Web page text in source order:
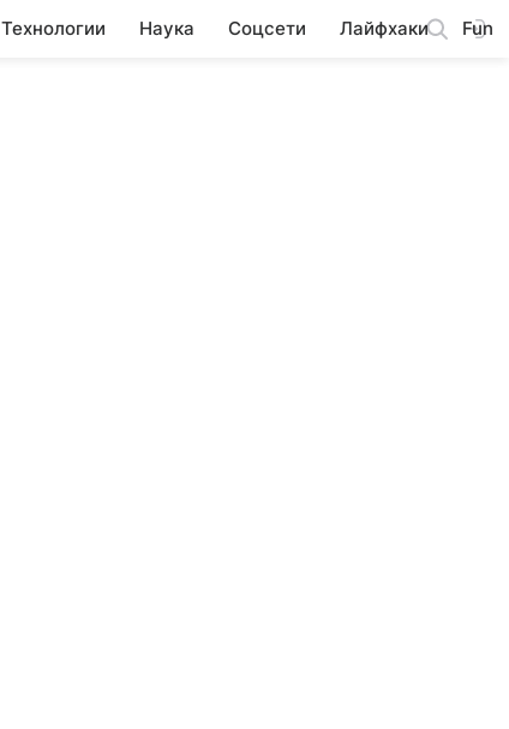
Технологии Наука Соцсети Лайфхаки Fun